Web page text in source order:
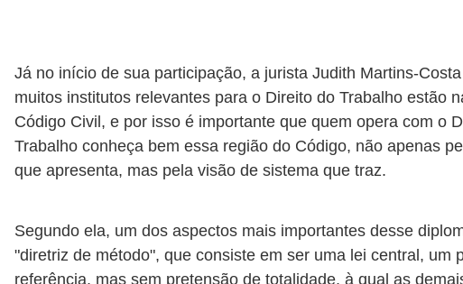
Já no início de sua participação, a jurista Judith Martins-
muitos institutos relevantes para o Direito do Trabalho estão
Código Civil, e por isso é importante que quem opera com o
Trabalho conheça bem essa região do Código, não apenas
que apresenta, mas pela visão de sistema que traz.
Segundo ela, um dos aspectos mais importantes desse
"diretriz de método", que consiste em ser uma lei central, um
referência, mas sem pretensão de totalidade, à qual as